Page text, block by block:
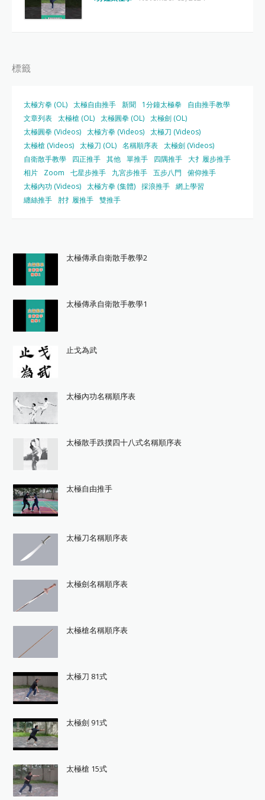
標籤
太極方拳 (OL) 太極自由推手 新聞 1分鐘太極拳
自由推手教學
文章列表 太極槍 (OL) 太極圓拳 (OL) 太極劍 (OL)
太極圓拳 (Videos) 太極方拳 (Videos) 太極刀 (Videos)
太極槍 (Videos) 太極刀 (OL) 名稱順序表 太極劍 (Videos)
自衛散手教學
四正推手 其他 單推手 四隅推手 大扌履步推手
相片
Zoom 七星步推手 九宮步推手 五步八門
俯仰推手
太極內功 (Videos) 太極方拳 (集體) 採浪推手 網上學習
纏絲推手
肘扌履推手 雙推手
太極傳承自衛散手教學2
太極傳承自衛散手教學1
止戈為武
太極內功名稱順序表
太極散手跌撲四十八式名稱順序表
太極自由推手
太極刀名稱順序表
太極劍名稱順序表
太極槍名稱順序表
太極刀 81式
太極劍 91式
太極槍 15式